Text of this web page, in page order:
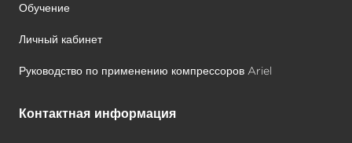
Обучение
Личный кабинет
Руководство по применению компрессоров Ariel
Контактная информация